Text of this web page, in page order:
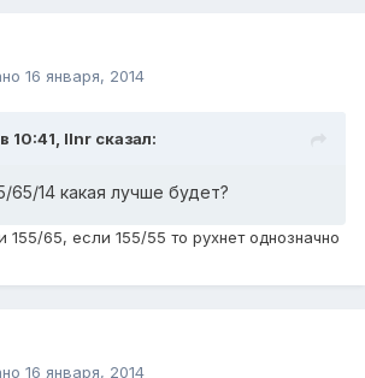
16 января, 2014
10:41, Ilnr сказал:
65/14 какая лучше будет?
155/65, если 155/55 то рухнет однозначно
16 января, 2014